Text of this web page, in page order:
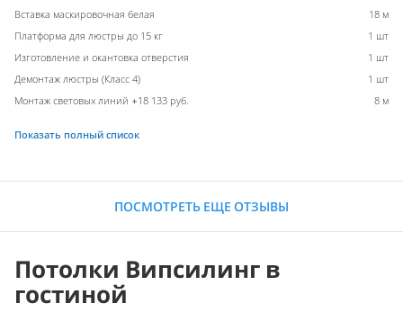
Вставка маскировочная белая
18 м
Платформа для люстры до 15 кг
1 шт
Изготовление и окантовка отверстия
1 шт
Демонтаж люстры (Класс 4)
1 шт
Монтаж световых линий +18 133 руб.
8 м
Показать полный список
ПОСМОТРЕТЬ ЕЩЕ ОТЗЫВЫ
Потолки Випсилинг в
гостиной